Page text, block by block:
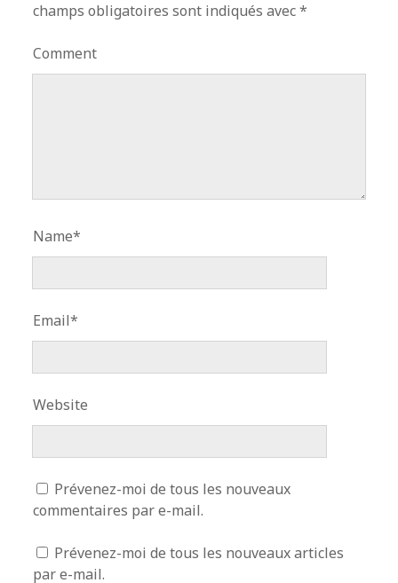
champs obligatoires sont indiqués avec*
Comment
Name*
Email*
Website
Prévenez-moi de tous les nouveaux
commentaires par e-mail.
Prévenez-moi de tous les nouveaux articles
par e-mail.